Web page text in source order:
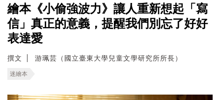
繪本《小偷強波力》讓人重新想起「寫
信」真正的意義，提醒我們別忘了好好
表達愛
撰文 游珮芸（國立臺東大學兒童文學研究所所長）
迷繪本